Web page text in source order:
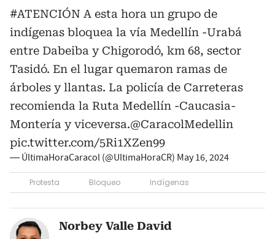
#ATENCIÓN A esta hora un grupo de
indígenas bloquea la vía Medellín -Urabá
entre Dabeiba y Chigorodó, km 68, sector
Tasidó. En el lugar quemaron ramas de
árboles y llantas. La policía de Carreteras
recomienda la Ruta Medellín -Caucasia-
Montería y viceversa.@CaracolMedellin
pic.twitter.com/5Ri1XZen99
— ÚltimaHoraCaracol (@UltimaHoraCR) May 16, 2024
Protesta Bloqueo Indígenas
Norbey Valle David